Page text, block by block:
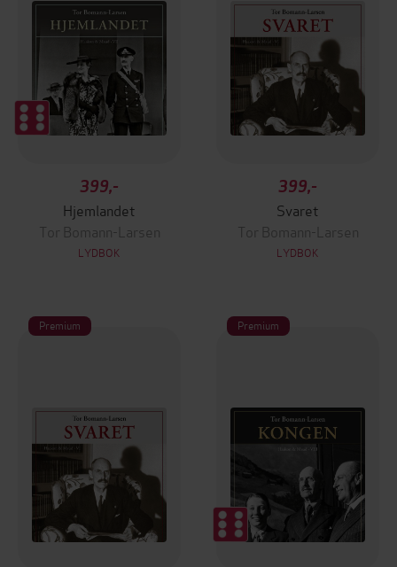
399,-
Hjemlandet
Tor Bomann-Larsen
LYDBOK
399,-
Svaret
Tor Bomann-Larsen
LYDBOK
Premium Premium